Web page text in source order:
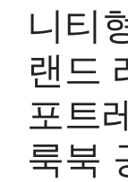
니티
랜드
포트
룩북